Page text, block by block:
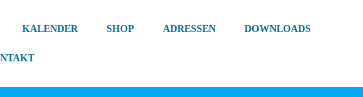
KALENDER SHOP ADRESSEN DOWNLOADS